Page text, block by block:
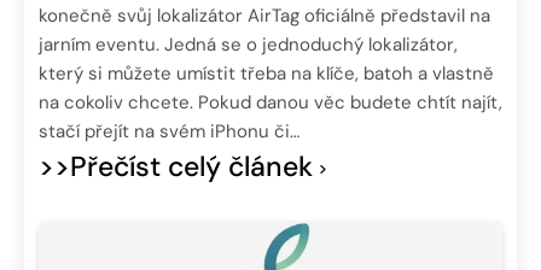
konečně svůj lokalizátor AirTag oficiálně představil na
jarním eventu. Jedná se o jednoduchý lokalizátor,
který si můžete umístit třeba na klíče, batoh a vlastně
na cokoliv chcete. Pokud danou věc budete chtít najít,
stačí přejít na svém iPhonu či…
>>Přečíst celý článek